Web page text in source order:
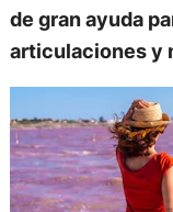
de gran ayuda
articulaciones y